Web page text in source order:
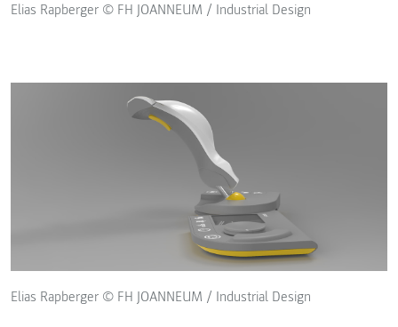
Elias Rapberger © FH JOANNEUM / Industrial Design
Elias Rapberger © FH JOANNEUM / Industrial Design